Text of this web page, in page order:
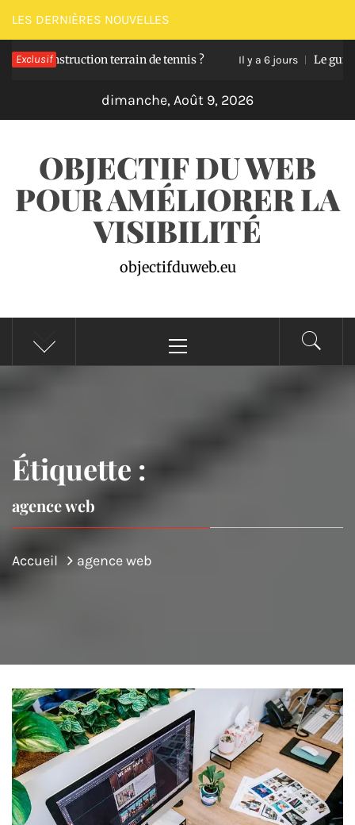
Passer
au
contenu
LES DERNIÈRES NOUVELLES
Exclusif terrain de tennis ? Il y a 6 jours Le guide pour
dimanche, Août 9, 2026
OBJECTIF DU WEB
POUR AMÉLIORER LA
VISIBILITÉ
objectifduweb.eu
principal
Étiquette :
agence web
Accueil agence web